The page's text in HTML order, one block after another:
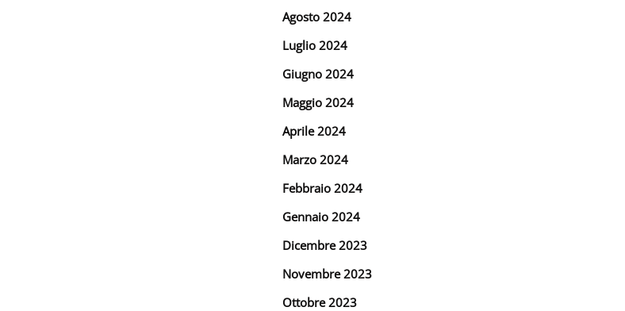
Agosto 2024
Luglio 2024
Giugno 2024
Maggio 2024
Aprile 2024
Marzo 2024
Febbraio 2024
Gennaio 2024
Dicembre 2023
Novembre 2023
Ottobre 2023